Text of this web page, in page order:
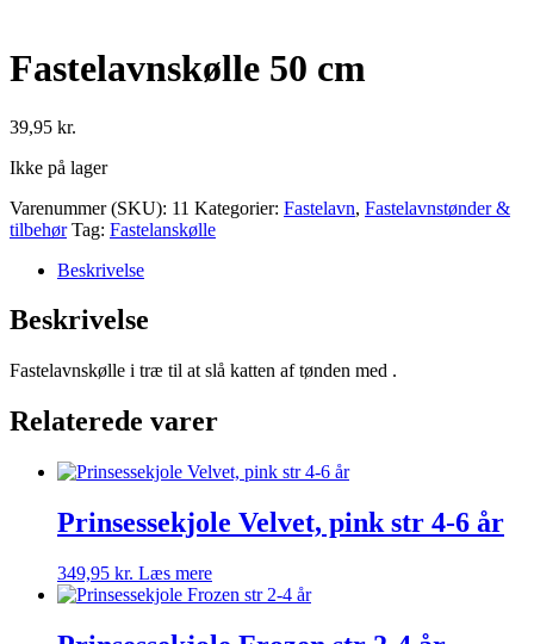
Fastelavnskølle 50 cm
39,95 kr.
Ikke på lager
Varenummer (SKU): 11 Kategorier: Fastelavn, Fastelavnstønder &
tilbehør Tag: Fastelanskølle
Beskrivelse
Beskrivelse
Fastelavnskølle i træ til at slå katten af tønden med .
Relaterede varer
Prinsessekjole Velvet, pink str 4-6 år
349,95 kr. Læs mere